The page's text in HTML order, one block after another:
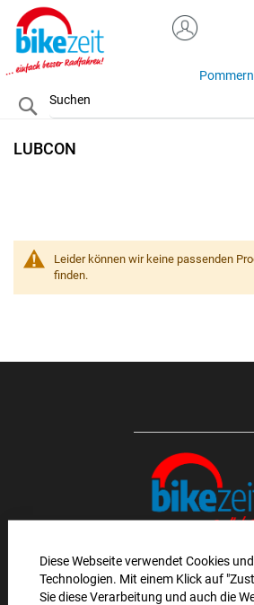
Diese Webseite verwendet Cookies
Technologien. Mit einem Klick auf
Sie diese Verarbeitung und auch die
MEIN KONTO
Search
LUBCON
Leider können wir keine passenden
finden.
AKTIONEN UND NEUHEITEN